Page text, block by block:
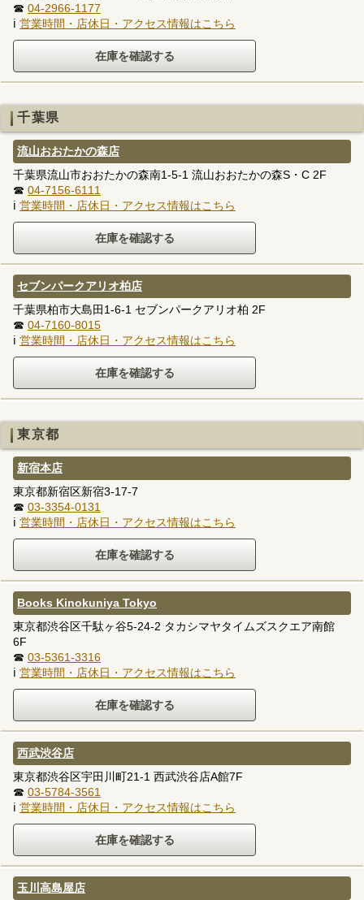
☎ 04-2966-1177
ℹ 営業時間・店休日・アクセス情報はこちら
千葉県
流山おおたかの森店
千葉県流山市おおたかの森南1-5-1 流山おおたかの森S・C 2F
☎ 04-7156-6111
ℹ 営業時間・店休日・アクセス情報はこちら
セブンパークアリオ柏店
千葉県柏市大島田1-6-1 セブンパークアリオ柏 2F
☎ 04-7160-8015
ℹ 営業時間・店休日・アクセス情報はこちら
東京都
新宿本店
東京都新宿区新宿3-17-7
☎ 03-3354-0131
ℹ 営業時間・店休日・アクセス情報はこちら
Books Kinokuniya Tokyo
東京都渋谷区千駄ヶ谷5-24-2 タカシマヤタイムズスクエア南館
6F
☎ 03-5361-3316
ℹ 営業時間・店休日・アクセス情報はこちら
西武渋谷店
東京都渋谷区宇田川町21-1 西武渋谷店A館7F
☎ 03-5784-3561
ℹ 営業時間・店休日・アクセス情報はこちら
玉川高島屋店